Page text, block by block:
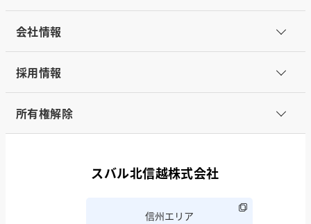
会社情報
採用情報
所有権解除
スバル北信越株式会社
信州エリア